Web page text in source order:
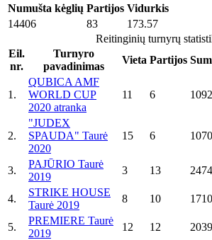
Numušta kėglių Partijos Vidurkis
14406
83
173.57
Reitinginių turnyrų
Eil.
nr.
Turnyro
pavadinimas
Vieta Partijos
1.
QUBICA AMF
WORLD CUP
2020 atranka
11 6 1092
2.
"JUDEX
SPAUDA" Taurė
2020
15 6 1070
3.
PAJŪRIO Taurė
2019
3 13 2474
4.
STRIKE HOUSE
Taurė 2019
8 10 1710
5.
PREMIERE Taurė
2019
12 12 2039